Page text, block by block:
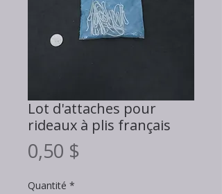
Lot d'attaches pour
rideaux à plis français
0,50 $
Quantité *